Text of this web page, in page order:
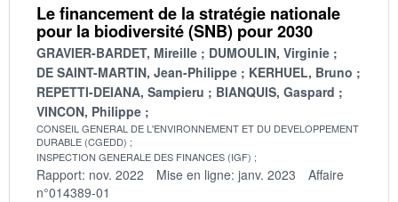
Le financement de la stratégie nationale
pour la biodiversité (SNB) pour 2030
GRAVIER-BARDET, Mireille
DUMOULIN, Virginie
DE SAINT-MARTIN, Jean-Philippe
KERHUEL, Bruno
REPETTI-DEIANA, Sampieru
BIANQUIS, Gaspard
VINCON, Philippe
CONSEIL GENERAL DE L'ENVIRONNEMENT ET DU DEVELOPPEMENT
DURABLE (CGEDD)
INSPECTION GENERALE DES FINANCES (IGF)
Rapport: nov. 2022 Mise en ligne: janv. 2023
Affaire
n°014389-01